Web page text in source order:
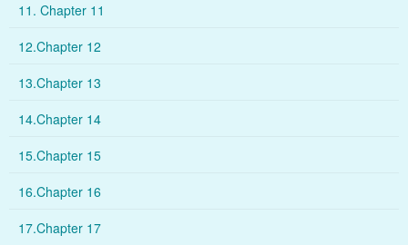
11. Chapter 11
12.Chapter 12
13.Chapter 13
14.Chapter 14
15.Chapter 15
16.Chapter 16
17.Chapter 17